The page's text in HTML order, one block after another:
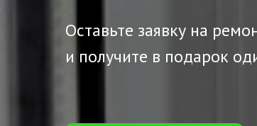
Оставьте заявку на
и получите в подарок